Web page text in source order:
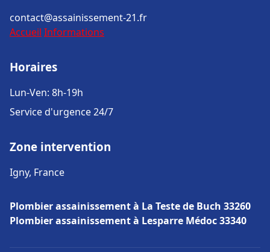
contact@assainissement-21.fr
Accueil Informations
Horaires
Lun-Ven: 8h-19h
Service d'urgence 24/7
Zone intervention
Igny, France
Plombier assainissement à La Teste de Buch 33260
Plombier assainissement à Lesparre Médoc 33340